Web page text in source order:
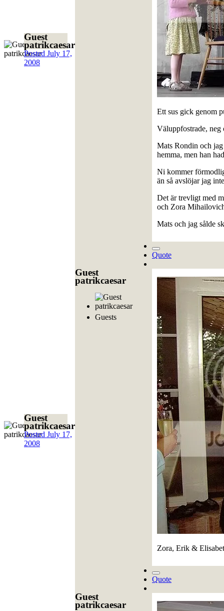
Guest
patrikcaesar
Posted July 17,
2008
Ett sus gick genom
Väluppfostrade, neg
Mats Rondin och
hemma, men han
Ni kommer
än så avslöjar jag
Det är trevligt med
och Zora
Mats och jag sålde
Quote
Guest
patrikcaesar
Posted July 17,
2008
Guest
patrikcaesar
Guests
Zora, Erik &
Quote
Guest
patrikcaesar